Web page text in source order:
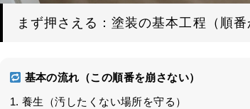
まず押さえる：塗装の基本工程（順番
基本の流れ（この順番を崩さない）
養生（汚したくない場所を守る）